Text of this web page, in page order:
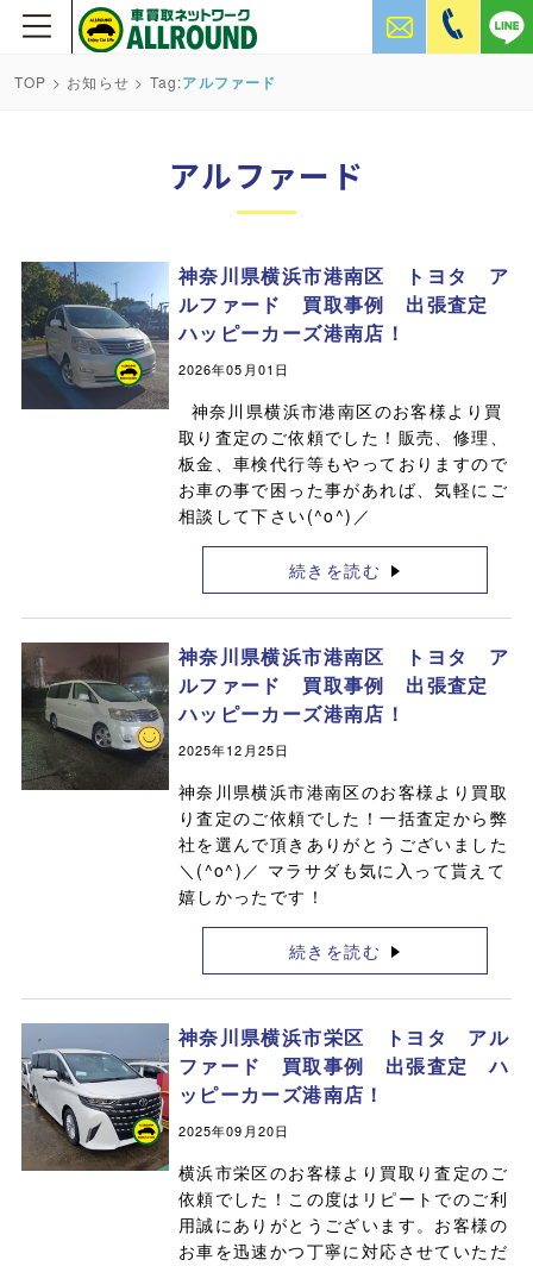
TOP > お知らせ > Tag:アルファード
アルファード
神奈川県横浜市港南区 トヨタ ア
ルファード 買取事例 出張査定
ハッピーカーズ港南店！
2026年05月01日
神奈川県横浜市港南区のお客様より買
取り査定のご依頼でした！販売、修理、
板金、車検代行等もやっておりますので
お車の事で困った事があれば、気軽にご
相談して下さい(^o^)／
続きを読む
神奈川県横浜市港南区 トヨタ ア
ルファード 買取事例 出張査定
ハッピーカーズ港南店！
2025年12月25日
神奈川県横浜市港南区のお客様より買取
り査定のご依頼でした！一括査定から弊
社を選んで頂きありがとうございました
＼(^o^)／ マラサダも気に入って貰えて
嬉しかったです！
続きを読む
神奈川県横浜市栄区 トヨタ アル
ファード 買取事例 出張査定 ハ
ッピーカーズ港南店！
2025年09月20日
横浜市栄区のお客様より買取り査定のご
依頼でした！この度はリピートでのご利
用誠にありがとうございます。お客様の
お車を迅速かつ丁寧に対応させていただ